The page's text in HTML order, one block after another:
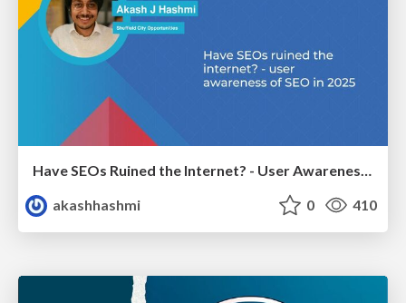
akashhashmi
0 410